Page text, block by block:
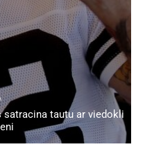
satracina tautu ar viedokli